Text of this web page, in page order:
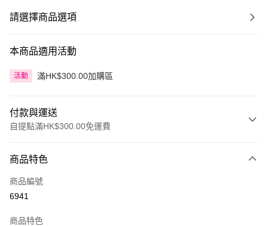
請選擇商品選項
本商品適用活動
活動 滿HK$300.00加購區
付款與運送
自提點滿HK$300.00免運費
信用卡
Apple Pay
商品特色
商品編號
6941
商品特色